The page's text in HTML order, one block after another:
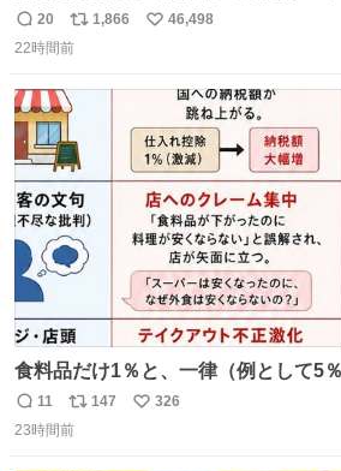
た手形がコチラ
返
信
20
リ
ポ
ト
1,866
い
46,498
22時間前
食料品だけ1％と、一律（例として5
みました。 参考になるかと思います。
返
信
11
リ
ポ
147
い
326
23時間前